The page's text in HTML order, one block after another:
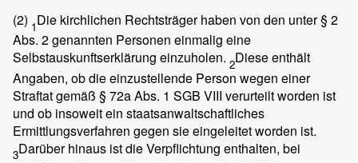
(2) 1Die kirchlichen Rechtsträger haben von den unter § 2
Abs. 2 genannten Personen einmalig eine
Selbstauskunftserklärung einzuholen. 2Diese enthält
Angaben, ob die einzustellende Person wegen einer
Straftat gemäß § 72a Abs. 1 SGB VIII verurteilt worden ist
und ob insoweit ein staatsanwaltschaftliches
Ermittlungsverfahren gegen sie eingeleitet worden ist.
3Darüber hinaus ist die Verpflichtung enthalten, bei